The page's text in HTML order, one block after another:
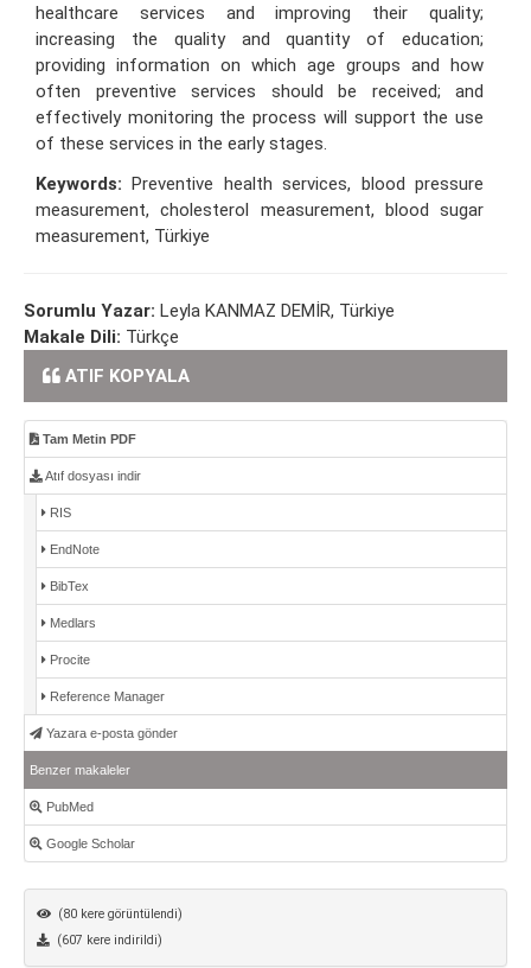
healthcare services and improving their quality;
increasing the quality and quantity of education;
providing information on which age groups and how
often preventive services should be received; and
effectively monitoring the process will support the use
of these services in the early stages.
Keywords: Preventive health services, blood pressure
measurement, cholesterol measurement, blood sugar
measurement, Türkiye
Sorumlu Yazar: Leyla KANMAZ DEMİR, Türkiye
Makale Dili: Türkçe
ATIF KOPYALA
Tam Metin PDF
Atıf dosyası indir
RIS
EndNote
BibTex
Medlars
Procite
Reference Manager
Yazara e-posta gönder
Benzer makaleler
PubMed
Google Scholar
(80 kere görüntülendi)
(607 kere indirildi)